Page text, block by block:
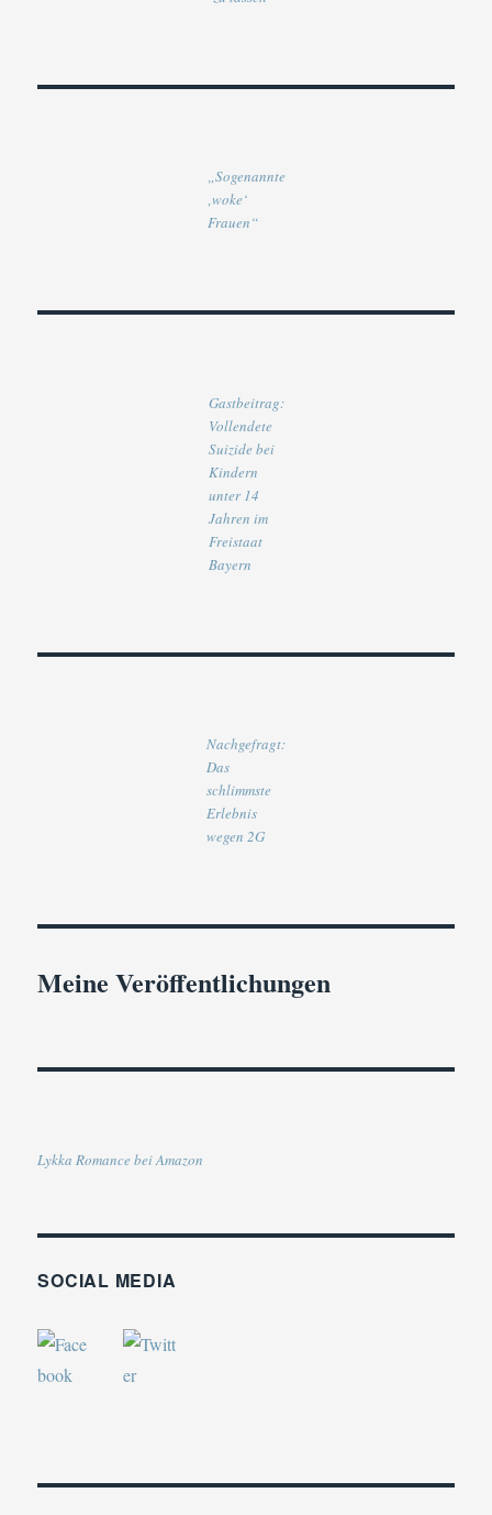
„Sogenannte
‚woke‘
Frauen“
Gastbeitrag:
Vollendete
Suizide bei
Kindern
unter 14
Jahren im
Freistaat
Bayern
Nachgefragt:
Das
schlimmste
Erlebnis
wegen 2G
Meine Veröffentlichungen
Lykka Romance bei Amazon
SOCIAL MEDIA